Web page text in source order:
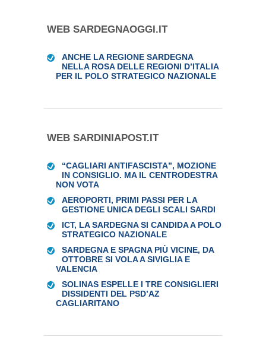
WEB SARDEGNAOGGI.IT
ANCHE LA REGIONE SARDEGNA
NELLA ROSA DELLE REGIONI D’ITALIA
PER IL POLO STRATEGICO NAZIONALE
WEB SARDINIAPOST.IT
“CAGLIARI ANTIFASCISTA”, MOZIONE
IN CONSIGLIO. MA IL CENTRODESTRA
NON VOTA
AEROPORTI, PRIMI PASSI PER LA
GESTIONE UNICA DEGLI SCALI SARDI
ICT, LA SARDEGNA SI CANDIDA A POLO
STRATEGICO NAZIONALE
SARDEGNA E SPAGNA PIÙ VICINE, DA
OTTOBRE SI VOLA A SIVIGLIA E
VALENCIA
SOLINAS ESPELLE I TRE CONSIGLIERI
DISSIDENTI DEL PSD’AZ
CAGLIARITANO